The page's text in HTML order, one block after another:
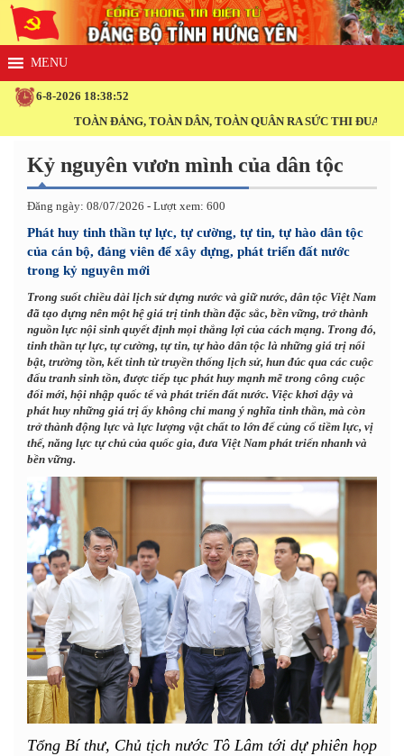
6-8-2026 18:38:54
ĐẢNG, TOÀN DÂN, TOÀN QUÂN RA SỨC THI ĐUA THỰC HIỆN
Kỷ nguyên vươn mình của dân tộc
Đăng ngày: 08/07/2026 - Lượt xem: 600
Phát huy tinh thần tự lực, tự cường, tự tin, tự hào dân tộc
của cán bộ, đảng viên để xây dựng, phát triển đất nước
trong kỷ nguyên mới
Trong suốt chiều dài lịch sử dựng nước và giữ nước, dân tộc Việt Nam
đã tạo dựng nên một hệ giá trị tinh thần đặc sắc, bền vững, trở thành
nguồn lực nội sinh quyết định mọi thắng lợi của cách mạng. Trong đó,
tinh thần tự lực, tự cường, tự tin, tự hào dân tộc là những giá trị nổi
bật, trường tồn, kết tinh từ truyền thống lịch sử, hun đúc qua các cuộc
đấu tranh sinh tồn, được tiếp tục phát huy mạnh mẽ trong công cuộc
đổi mới, hội nhập quốc tế và phát triển đất nước. Việc khơi dậy và
phát huy những giá trị ấy không chỉ mang ý nghĩa tinh thần, mà còn
trở thành động lực và lực lượng vật chất to lớn để củng cố tiềm lực, vị
thế, năng lực tự chủ của quốc gia, đưa Việt Nam phát triển nhanh và
bền vững.
Tổng Bí thư, Chủ tịch nước Tô Lâm tới dự phiên họp